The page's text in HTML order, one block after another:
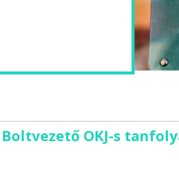
Boltvezető OKJ-s